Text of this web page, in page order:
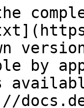
by